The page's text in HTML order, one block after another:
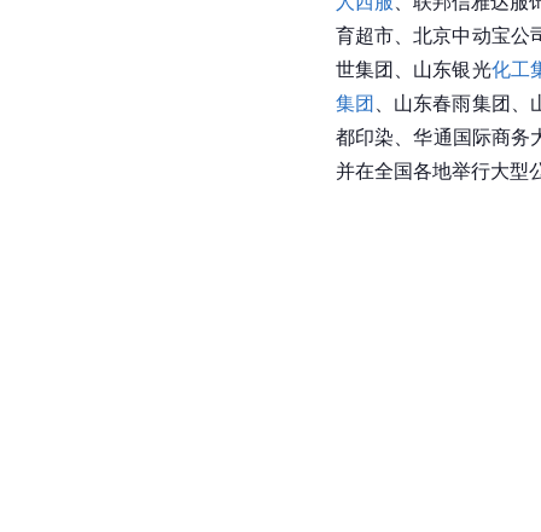
育超市、北京中动宝公
世集团、山东银光化工
集团 、山东春雨集团
都印染、华通国际商务
并在全国各地举行大型